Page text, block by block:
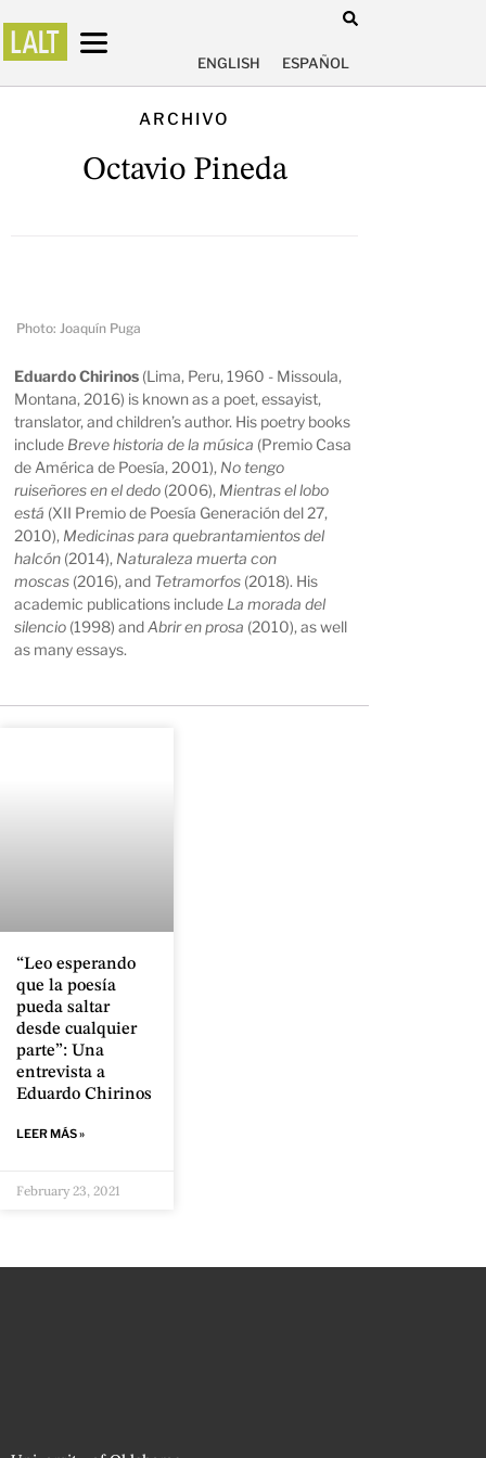
ENGLISH ESPAÑOL
ARCHIVO
Octavio Pineda
Photo: Joaquín Puga
Eduardo Chirinos (Lima, Peru, 1960 - Missoula,
Montana, 2016) is known as a poet, essayist,
translator, and children’s author. His poetry books
include Breve historia de la música (Premio Casa
de América de Poesía, 2001), No tengo
ruiseñores en el dedo (2006), Mientras el lobo
está (XII Premio de Poesía Generación del 27,
2010), Medicinas para quebrantamientos del
halcón (2014), Naturaleza muerta con
moscas (2016), and Tetramorfos (2018). His
academic publications include La morada del
silencio (1998) andAbrir en prosa (2010), as well
as many essays.
“Leo esperando
que la poesía
pueda saltar
desde cualquier
parte”: Una
entrevista a
Eduardo Chirinos
LEER MÁS »
February 23, 2021